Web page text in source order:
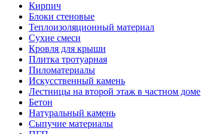
Кирпич
Блоки стеновые
Теплоизоляционный материал
Сухие смеси
Кровля для крыши
Плитка тротуарная
Пиломатериалы
Искусственный камень
Лестницы на второй этаж в частном доме
Бетон
Натуральный камень
Сыпучие материалы